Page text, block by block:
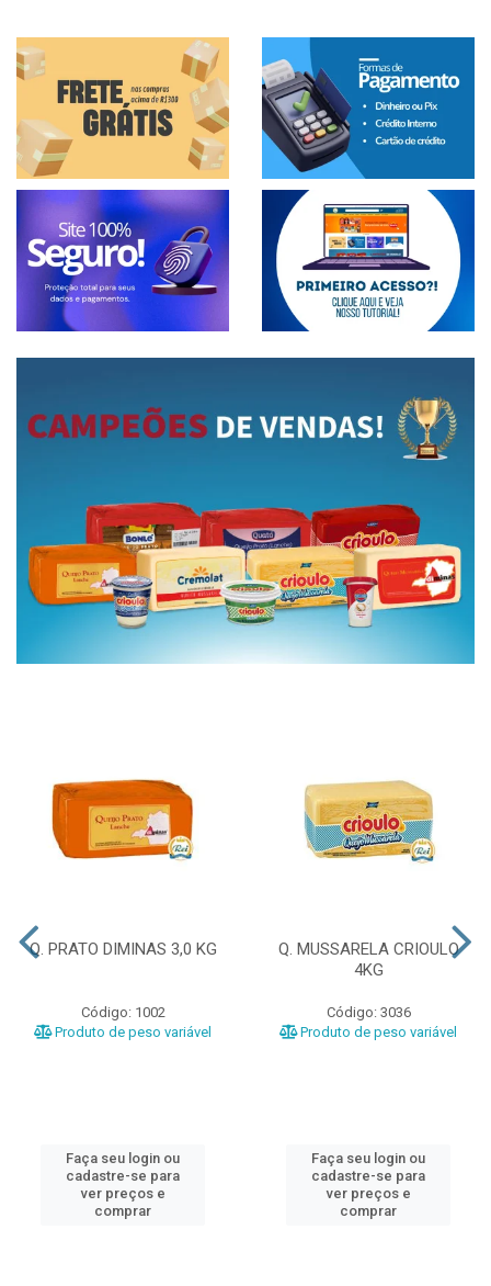
Q. PRATO DIMINAS 3,0 KG
Código: 1002
Produto de peso variável
Faça seu login ou
cadastre-se para
ver preços e
comprar
Q. MUSSARELA CRIOULO
4KG
Código: 3036
Produto de peso variável
Faça seu login ou
cadastre-se para
ver preços e
comprar